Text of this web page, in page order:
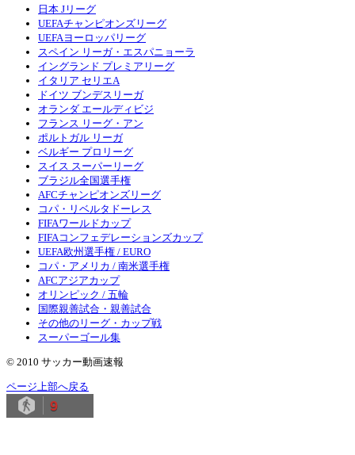
日本 Jリーグ
UEFAチャンピオンズリーグ
UEFAヨーロッパリーグ
スペイン リーガ・エスパニョーラ
イングランド プレミアリーグ
イタリア セリエA
ドイツ ブンデスリーガ
オランダ エールディビジ
フランス リーグ・アン
ポルトガル リーガ
ベルギー プロリーグ
スイス スーパーリーグ
ブラジル全国選手権
AFCチャンピオンズリーグ
コパ・リベルタドーレス
FIFAワールドカップ
FIFAコンフェデレーションズカップ
UEFA欧州選手権 / EURO
コパ・アメリカ / 南米選手権
AFCアジアカップ
オリンピック / 五輪
国際親善試合・親善試合
その他のリーグ・カップ戦
スーパーゴール集
© 2010 サッカー動画速報
ページ上部へ戻る
9